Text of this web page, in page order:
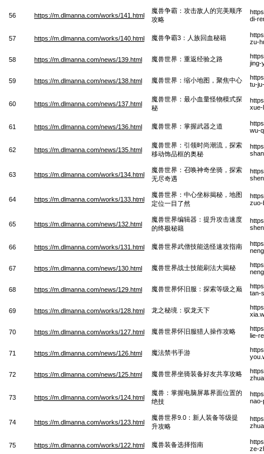
56 https://m.dlmanna.com/works/141.html
魔兽争霸：攻击敌人的完美顺序
攻略
di-
57 https://m.dlmanna.com/works/140.html 魔兽争霸3：人族回血秘籍
zu-
58 https://m.dlmanna.com/news/139.html 魔兽世界：重返经验之路
jing-
59 https://m.dlmanna.com/news/138.html 魔兽世界：缩小地图，聚焦中心
tu-
60 https://m.dlmanna.com/news/137.html
魔兽世界：最小血量怪物模式探
秘
xue-
61 https://m.dlmanna.com/news/136.html 魔兽世界：掌握武器之道
wu-
62 https://m.dlmanna.com/news/135.html
魔兽世界：引领时尚潮流，探索
移动饰品框的奥秘
63 https://m.dlmanna.com/works/134.html
魔兽世界：召唤神奇坐骑，探索
无尽奇遇
64 https://m.dlmanna.com/works/133.html
魔兽世界：中心坐标揭秘，地图
定位一目了然
zuo-
65 https://m.dlmanna.com/news/132.html
魔兽世界编辑器：提升攻击速度
的终极秘籍
66 https://m.dlmanna.com/works/131.html 魔兽世界武僧技能选怪速攻指南
67 https://m.dlmanna.com/news/130.html 魔兽世界战士技能刷法大揭秘
68 https://m.dlmanna.com/news/129.html 魔兽世界怀旧服：探索等级之巅
tan-
69 https://m.dlmanna.com/works/128.html 龙之秘境：驭龙天下
70 https://m.dlmanna.com/works/127.html 魔兽世界怀旧服猎人操作攻略
lie-
71 https://m.dlmanna.com/news/126.html 魔法禁书手游
72 https://m.dlmanna.com/news/125.html 魔兽世界坐骑装备好友共享攻略
73 https://m.dlmanna.com/works/124.html
魔兽：掌握电脑屏幕界面位置的
绝技
nao-
74 https://m.dlmanna.com/works/123.html
魔兽世界9.0：新人装备等级提
升攻略
75 https://m.dlmanna.com/works/122.html 魔兽装备选择指南
ze-